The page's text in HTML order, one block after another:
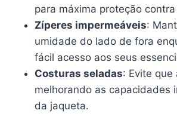
para máxima proteção
Zíperes impermeáveis:
umidade do lado de fora
fácil acesso aos seus
Costuras seladas: Evite que
melhorando as capacidades
da jaqueta.